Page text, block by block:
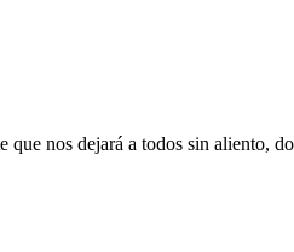
nos dejará a todos sin aliento,